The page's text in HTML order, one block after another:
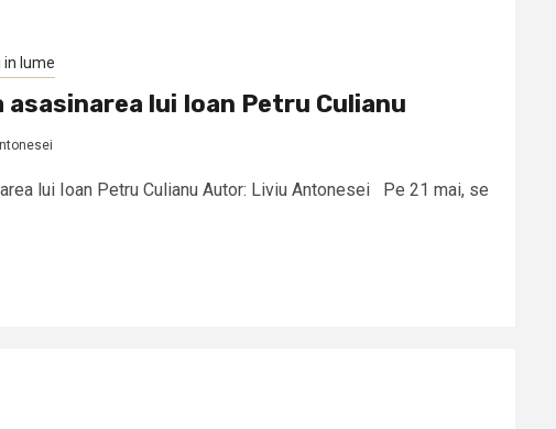
in lume
asasinarea lui Ioan Petru Culianu
lui Ioan Petru Culianu Autor: Liviu Antonesei Pe 21 mai, se